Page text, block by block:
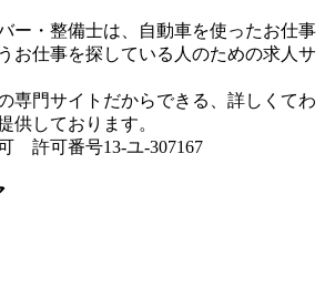
ー・整備士は、自動車を使ったお仕事
お仕事を探している人のための求人サ
専門サイトだからできる、詳しくてわ
供しております。
許可番号13-ユ-307167